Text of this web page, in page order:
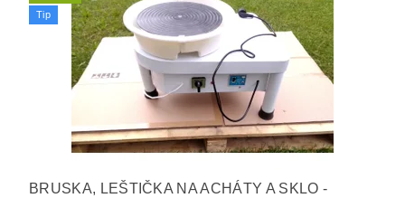
Tip
BRUSKA, LEŠTIČKA NA ACHÁTY A SKLO -